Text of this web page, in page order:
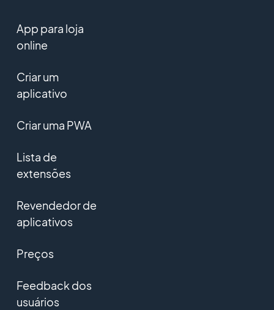
App para loja
online
Criar um
aplicativo
Criar uma PWA
Lista de
extensões
Revendedor de
aplicativos
Preços
Feedback dos
usuários